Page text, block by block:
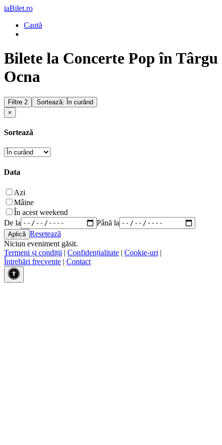
iaBilet.ro
Caută
Bilete la Concerte Pop în Târgu
Ocna
Filtre 2
Sortează: În curând
×
Sortează
Data
Azi
Mâine
În acest weekend
De la
Până la
Resetează
Niciun eveniment găsit.
Termeni și condiții | Confidențialitate | Cookie-uri |
Întrebări frecvente | Contact